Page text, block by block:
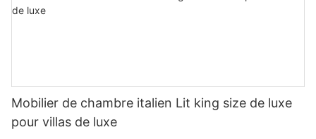
Mobilier de chambre italien Lit king size de luxe
pour villas de luxe